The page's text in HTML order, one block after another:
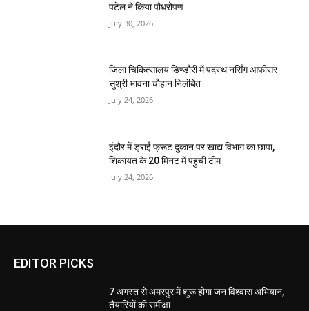
पटेल ने किया पौधरोपण
July 30, 2026
जिला चिकित्सालय डिण्डौरी में पदस्थ नर्सिंग आफीसर
सुश्री भावना चौहान निलंबित
July 24, 2026
इंदौर में ड्राई फ्रूट दुकान पर खाद्य विभाग का छापा,
शिकायत के 20 मिनट में पहुंची टीम
July 24, 2026
EDITOR PICKS
7 अगस्त से अमरपुर में शुरू होगा जन विश्वास अभियान,
तैयारियों की समीक्षा